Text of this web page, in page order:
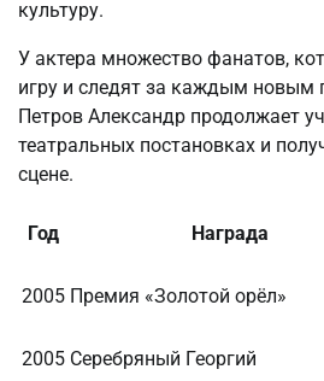
культуру.
У актера множество фанатов,
игру и следят за каждым новым
Петров Александр продолжает
театральных постановках и
сцене.
Год Награда
2005 Премия «Золотой орёл»
2005 Серебряный Георгий